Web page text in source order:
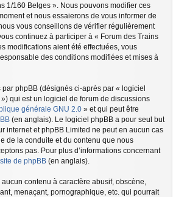
1/160 Belges ». Nous pouvons modifier ces
et nous essaierons de vous informer de
vous conseillons de vérifier régulièrement
continuez à participer à « Forum des Trains
modifications aient été effectuées, vous
des conditions modifiées et mises à
phpBB (désignés ci-après par « logiciel
qui est un logiciel de forum de discussions
générale GNU 2.0 » et qui peut être
(en anglais). Le logiciel phpBB a pour seul but
internet et phpBB Limited ne peut en aucun cas
de la conduite et du contenu que nous
pas. Pour plus d’informations concernant
de phpBB (en anglais).
contenu à caractère abusif, obscène,
menaçant, pornographique, etc. qui pourrait